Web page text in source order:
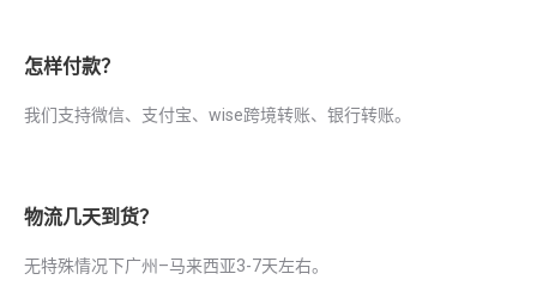
怎样付款？
我们支持微信、支付宝、wise跨境转账、银行转账。
物流几天到货？
无特殊情况下广州–马来西亚3-7天左右。